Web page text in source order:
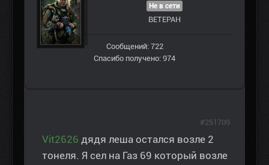
Не в сети
ВЕТЕРАН
Сообщений: 722
Спасибо получено: 974
Vit2626 дядя леша остался возле 2
тонеля. Я сел на Газ 69 который возле
#251709